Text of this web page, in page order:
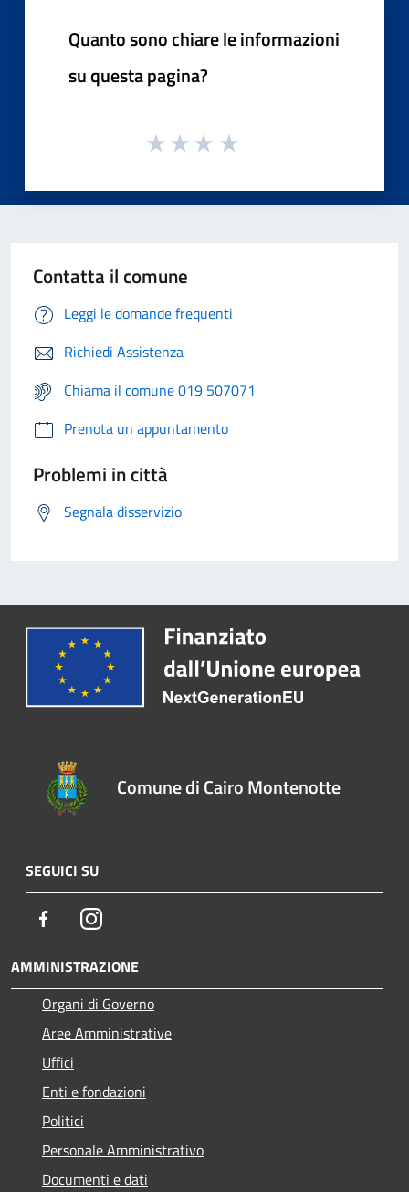
Quanto sono chiare le informazioni
su questa pagina?
Contatta il comune
Leggi le domande frequenti
Richiedi Assistenza
Chiama il comune 019 507071
Prenota un appuntamento
Problemi in città
Segnala disservizio
Comune di Cairo Montenotte
SEGUICI SU
FacebookInstagram
AMMINISTRAZIONE
Organi di Governo
Aree Amministrative
Uffici
Enti e fondazioni
Politici
Personale Amministrativo
Documenti e dati